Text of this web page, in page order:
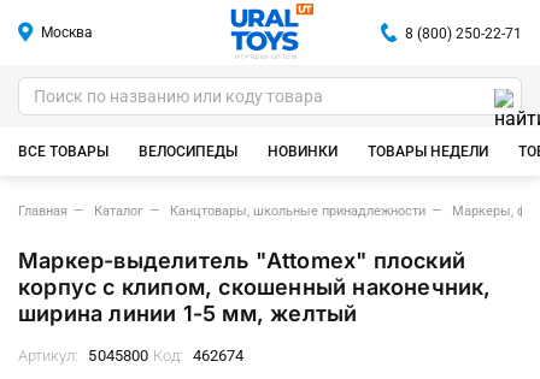
Москва
ИГРУШКИ ОПТОМ
8 (800) 250-22-71
ВСЕ ТОВАРЫ ВЕЛОСИПЕДЫ НОВИНКИ ТОВАРЫ НЕДЕЛИ
Главная Каталог Канцтовары, школьные принадлежности Маркеры,
Маркер-выделитель "Attomex" плоский
корпус с клипом, скошенный наконечник,
ширина линии 1-5 мм, желтый
Артикул: 5045800 Код: 462674